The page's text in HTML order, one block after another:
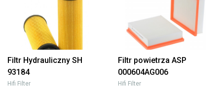
Filtr Hydrauliczny SH
93184
Hifi Filter
Filtr powietrza ASP
000604AG006
Hifi Filter